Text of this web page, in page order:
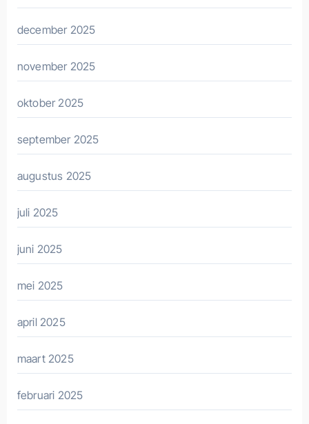
december 2025
november 2025
oktober 2025
september 2025
augustus 2025
juli 2025
juni 2025
mei 2025
april 2025
maart 2025
februari 2025